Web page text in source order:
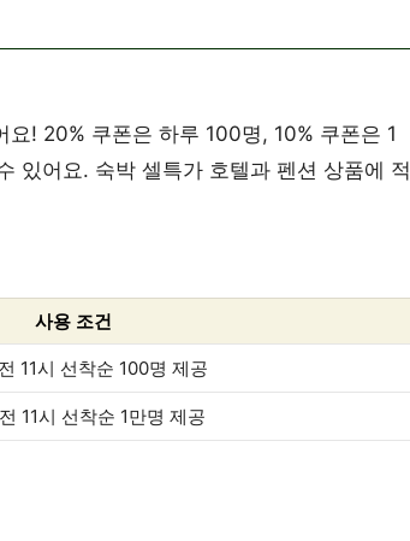
! 20% 쿠폰은 하루 100명, 10% 쿠폰은 1
있어요. 숙박 셀특가 호텔과 펜션 상품에 적
사용 조건
11시 선착순 100명 제공
11시 선착순 1만명 제공